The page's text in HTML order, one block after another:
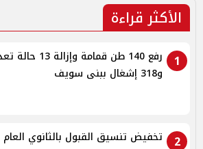
الأكثر قراءة
1
رفع 140 طن قمامة وإزالة
و318 إشغال ببنى سويف
2
تخفيض تنسيق القبول بالثانوي العام